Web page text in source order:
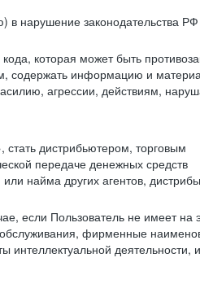
в нарушение законодательства РФ
которая может быть
содержать информацию и
агрессии, действиям,
дистрибьютером, торговым
передаче денежных средств
найма других агентов,
если Пользователь не имеет на
обслуживания, фирменные
деятельности,